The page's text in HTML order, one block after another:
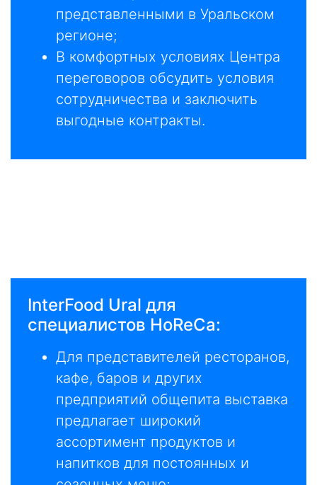
представленными в Уральском
регионе;
В комфортных условиях Центра
переговоров обсудить условия
сотрудничества и заключить
выгодные контракты.
InterFood Ural для
специалистов HoReCa:
Для представителей ресторанов,
кафе, баров и других
предприятий общепита выставка
предлагает широкий
ассортимент продуктов и
напитков для постоянных и